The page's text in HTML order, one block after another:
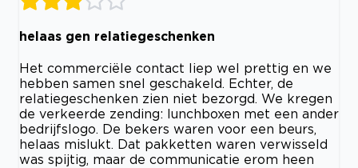
helaas gen relatiegeschenken
Het commerciële contact liep wel prettig en we
hebben samen snel geschakeld. Echter, de
relatiegeschenken zien niet bezorgd. We kregen
de verkeerde zending: lunchboxen met een ander
bedrijfslogo. De bekers waren voor een beurs,
helaas mislukt. Dat pakketten waren verwisseld
was spijtig, maar de communicatie erom heen